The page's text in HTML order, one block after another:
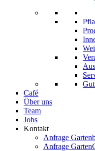
Café
Über uns
Team
Jobs
Kontakt
Anfrage
Anfrage